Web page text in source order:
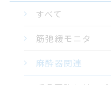
すべて
筋弛緩モニタ
麻酔器関連